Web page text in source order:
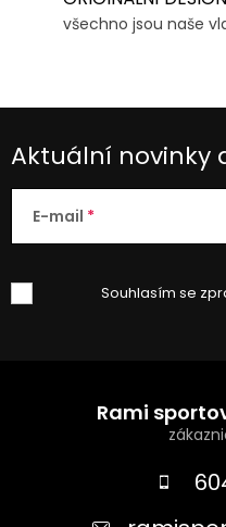
všechno jsou naše
Aktuální novinky
E-mail
Souhlasím se
Rami